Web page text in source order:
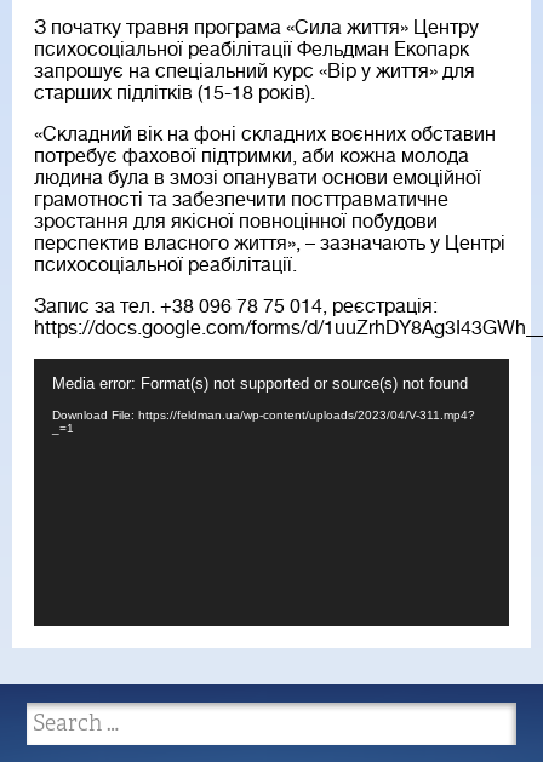
З початку травня програма «Сила життя» Центру
психосоціальної реабілітації Фельдман Екопарк
запрошує на спеціальний курс «Вір у життя» для
старших підлітків (15-18 років).
«Складний вік на фоні складних воєнних обставин
потребує фахової підтримки, аби кожна молода
людина була в змозі опанувати основи емоційної
грамотності та забезпечити посттравматичне
зростання для якісної повноцінної побудови
перспектив власного життя», – зазначають у Центрі
психосоціальної реабілітації.
Запис за тел. +38 096 78 75 014, реєстрація:
https://docs.google.com/forms/d/
Player
Media error: Format(s) not supported or source(s) not found
Download File: https://feldman.ua/wp-content/uploads/2023/04/V-311.mp4?
_=1